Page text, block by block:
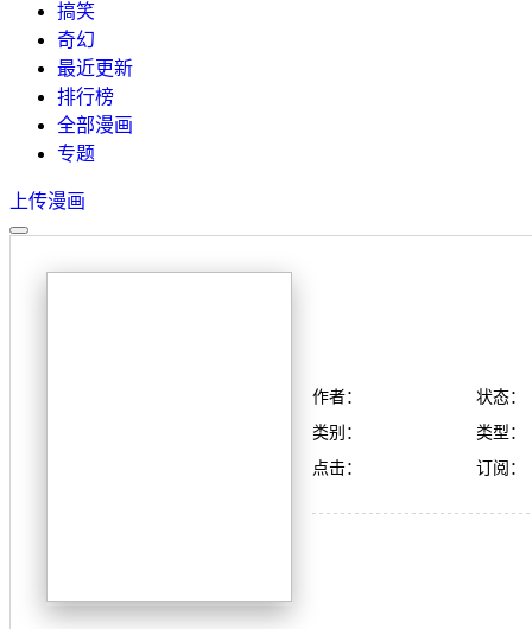
搞笑
奇幻
最近更新
排行榜
全部漫画
专题
上传漫画
作者：
状态：
类别：
类型：
点击：
订阅：